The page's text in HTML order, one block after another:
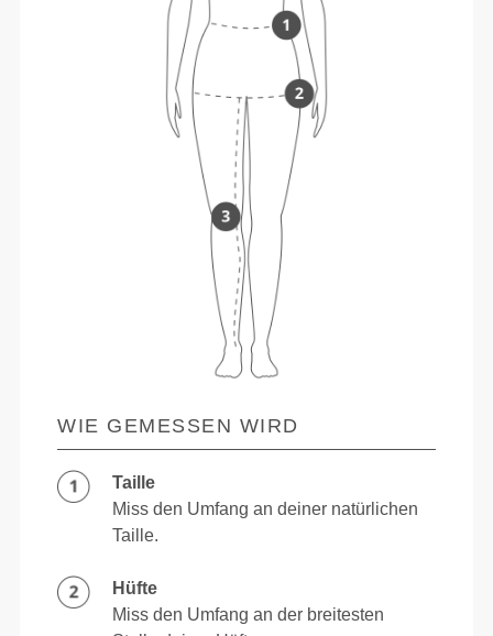
WIE GEMESSEN WIRD
Taille
Miss den Umfang an deiner natürlichen
Taille.
Hüfte
Miss den Umfang an der breitesten